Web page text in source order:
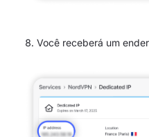
Você receberá um